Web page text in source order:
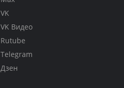
VK
VK Видео
Rutube
Telegram
Дзен